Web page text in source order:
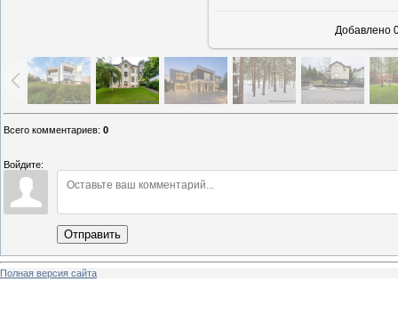
Добавлено
Всего комментариев: 0
Войдите:
Отправить
Полная версия сайта